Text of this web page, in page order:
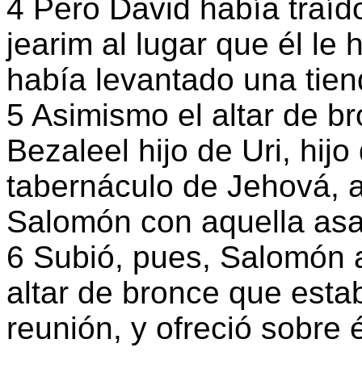
4 Pero David había
jearim al lugar que él le
había levantado una
5 Asimismo el altar de
Bezaleel hijo de Uri,
tabernáculo de Jehová,
Salomón con aquella
6 Subió, pues, Salomón
altar de bronce que
reunión, y ofreció sobre